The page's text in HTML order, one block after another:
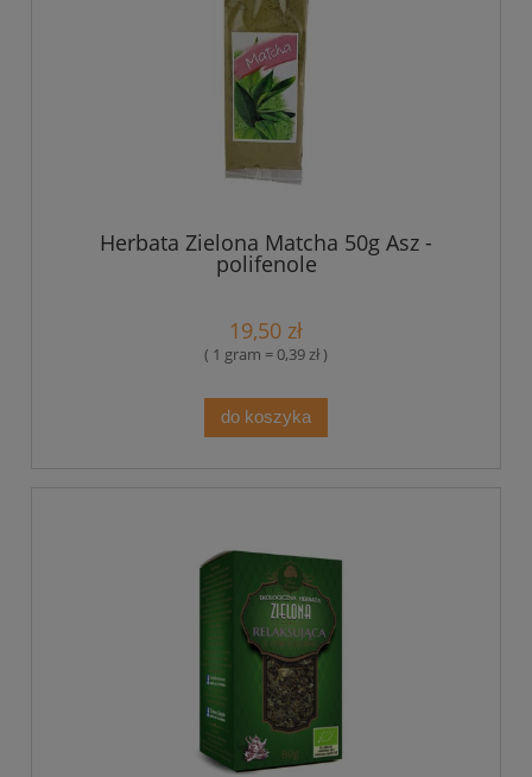
Herbata Zielona Matcha 50g Asz -
polifenole
19,50 zł
( 1 gram = 0,39 zł )
do koszyka